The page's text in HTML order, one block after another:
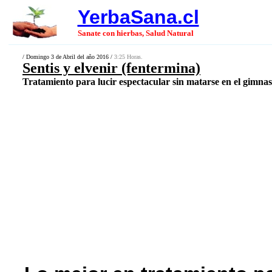
YerbaSana.cl
Sanate con hierbas, Salud Natural
/ Domingo 3 de Abril del año 2016 / 3:25 Horas.
Sentis y elvenir (fentermina)
Tratamiento para lucir espectacular sin matarse en el